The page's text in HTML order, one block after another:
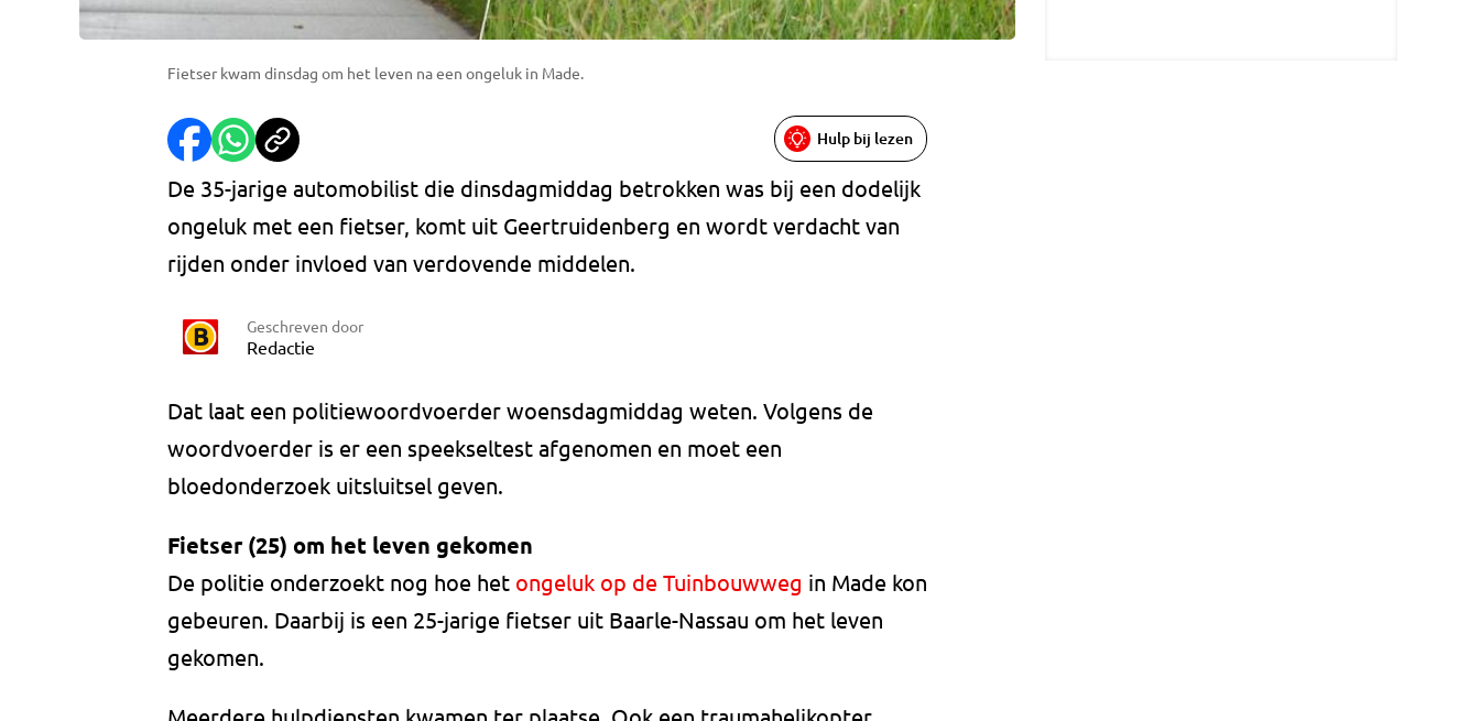
Fietser kwam dinsdag om het leven na een ongeluk in Made.
Hulp bij lezen
De 35-jarige automobilist die dinsdagmiddag betrokken was bij een dodelijk
ongeluk met een fietser, komt uit Geertruidenberg en wordt verdacht van
rijden onder invloed van verdovende middelen.
Geschreven door
Redactie
Dat laat een politiewoordvoerder woensdagmiddag weten. Volgens de
woordvoerder is er een speekseltest afgenomen en moet een
bloedonderzoek uitsluitsel geven.
Fietser (25) om het leven gekomen
De politie onderzoekt nog hoe het ongeluk op de Tuinbouwweg in Made kon
gebeuren. Daarbij is een 25-jarige fietser uit Baarle-Nassau om het leven
gekomen.